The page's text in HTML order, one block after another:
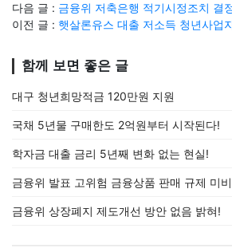
다음 글 : 금융위 저축은행 적기시정조치 결
이전 글 : 햇살론유스 대출 저소득 청년사업
함께 보면 좋은 글
대구 청년희망적금 120만원 지원
국채 5년물 구매한도 2억원부터 시작된다!
학자금 대출 금리 5년째 변화 없는 현실!
금융위 발표 고위험 금융상품 판매 규제 미
금융위 상장폐지 제도개선 방안 없음 밝혀!